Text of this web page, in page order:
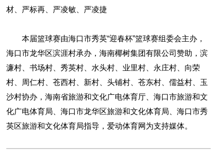
材、严标再、严凌敏、严凌捷
本届篮球赛由海口市秀英“迎春杯”篮球赛组委会主办，
海口市龙华区滨涯村承办，海南椰树集团有限公司赞助，滨
濂村、书场村、秀英村、水头村、业里村、永庄村、向荣
村、周仁村、苍西村、新村、头铺村、苍东村、儒益村、玉
沙村协办，海南省旅游和文化广电体育厅、海口市旅游和文
化广电体育局、海口市龙华区旅游和文化体育局、海口市秀
英区旅游和文化体育局指导，爱动体育网为支持媒体。